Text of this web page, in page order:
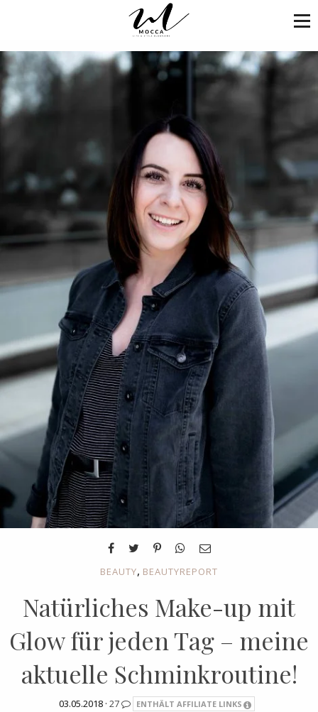
BEAUTY, BEAUTYREPORT
Natürliches Make-up mit
Glow für jeden Tag – meine
aktuelle Schminkroutine!
03.05.2018 · 27
ENTHÄLT AFFILIATE LINKS